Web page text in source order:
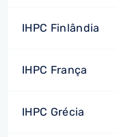
IHPC Finlândia
IHPC França
IHPC Grécia